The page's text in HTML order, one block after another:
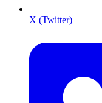
X (Twitter)